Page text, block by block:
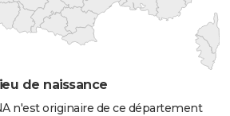
de naissance
n'est originaire de ce département